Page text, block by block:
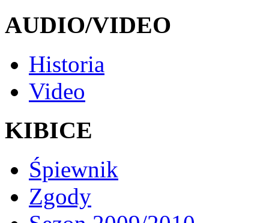
AUDIO/VIDEO
Historia
Video
KIBICE
Śpiewnik
Zgody